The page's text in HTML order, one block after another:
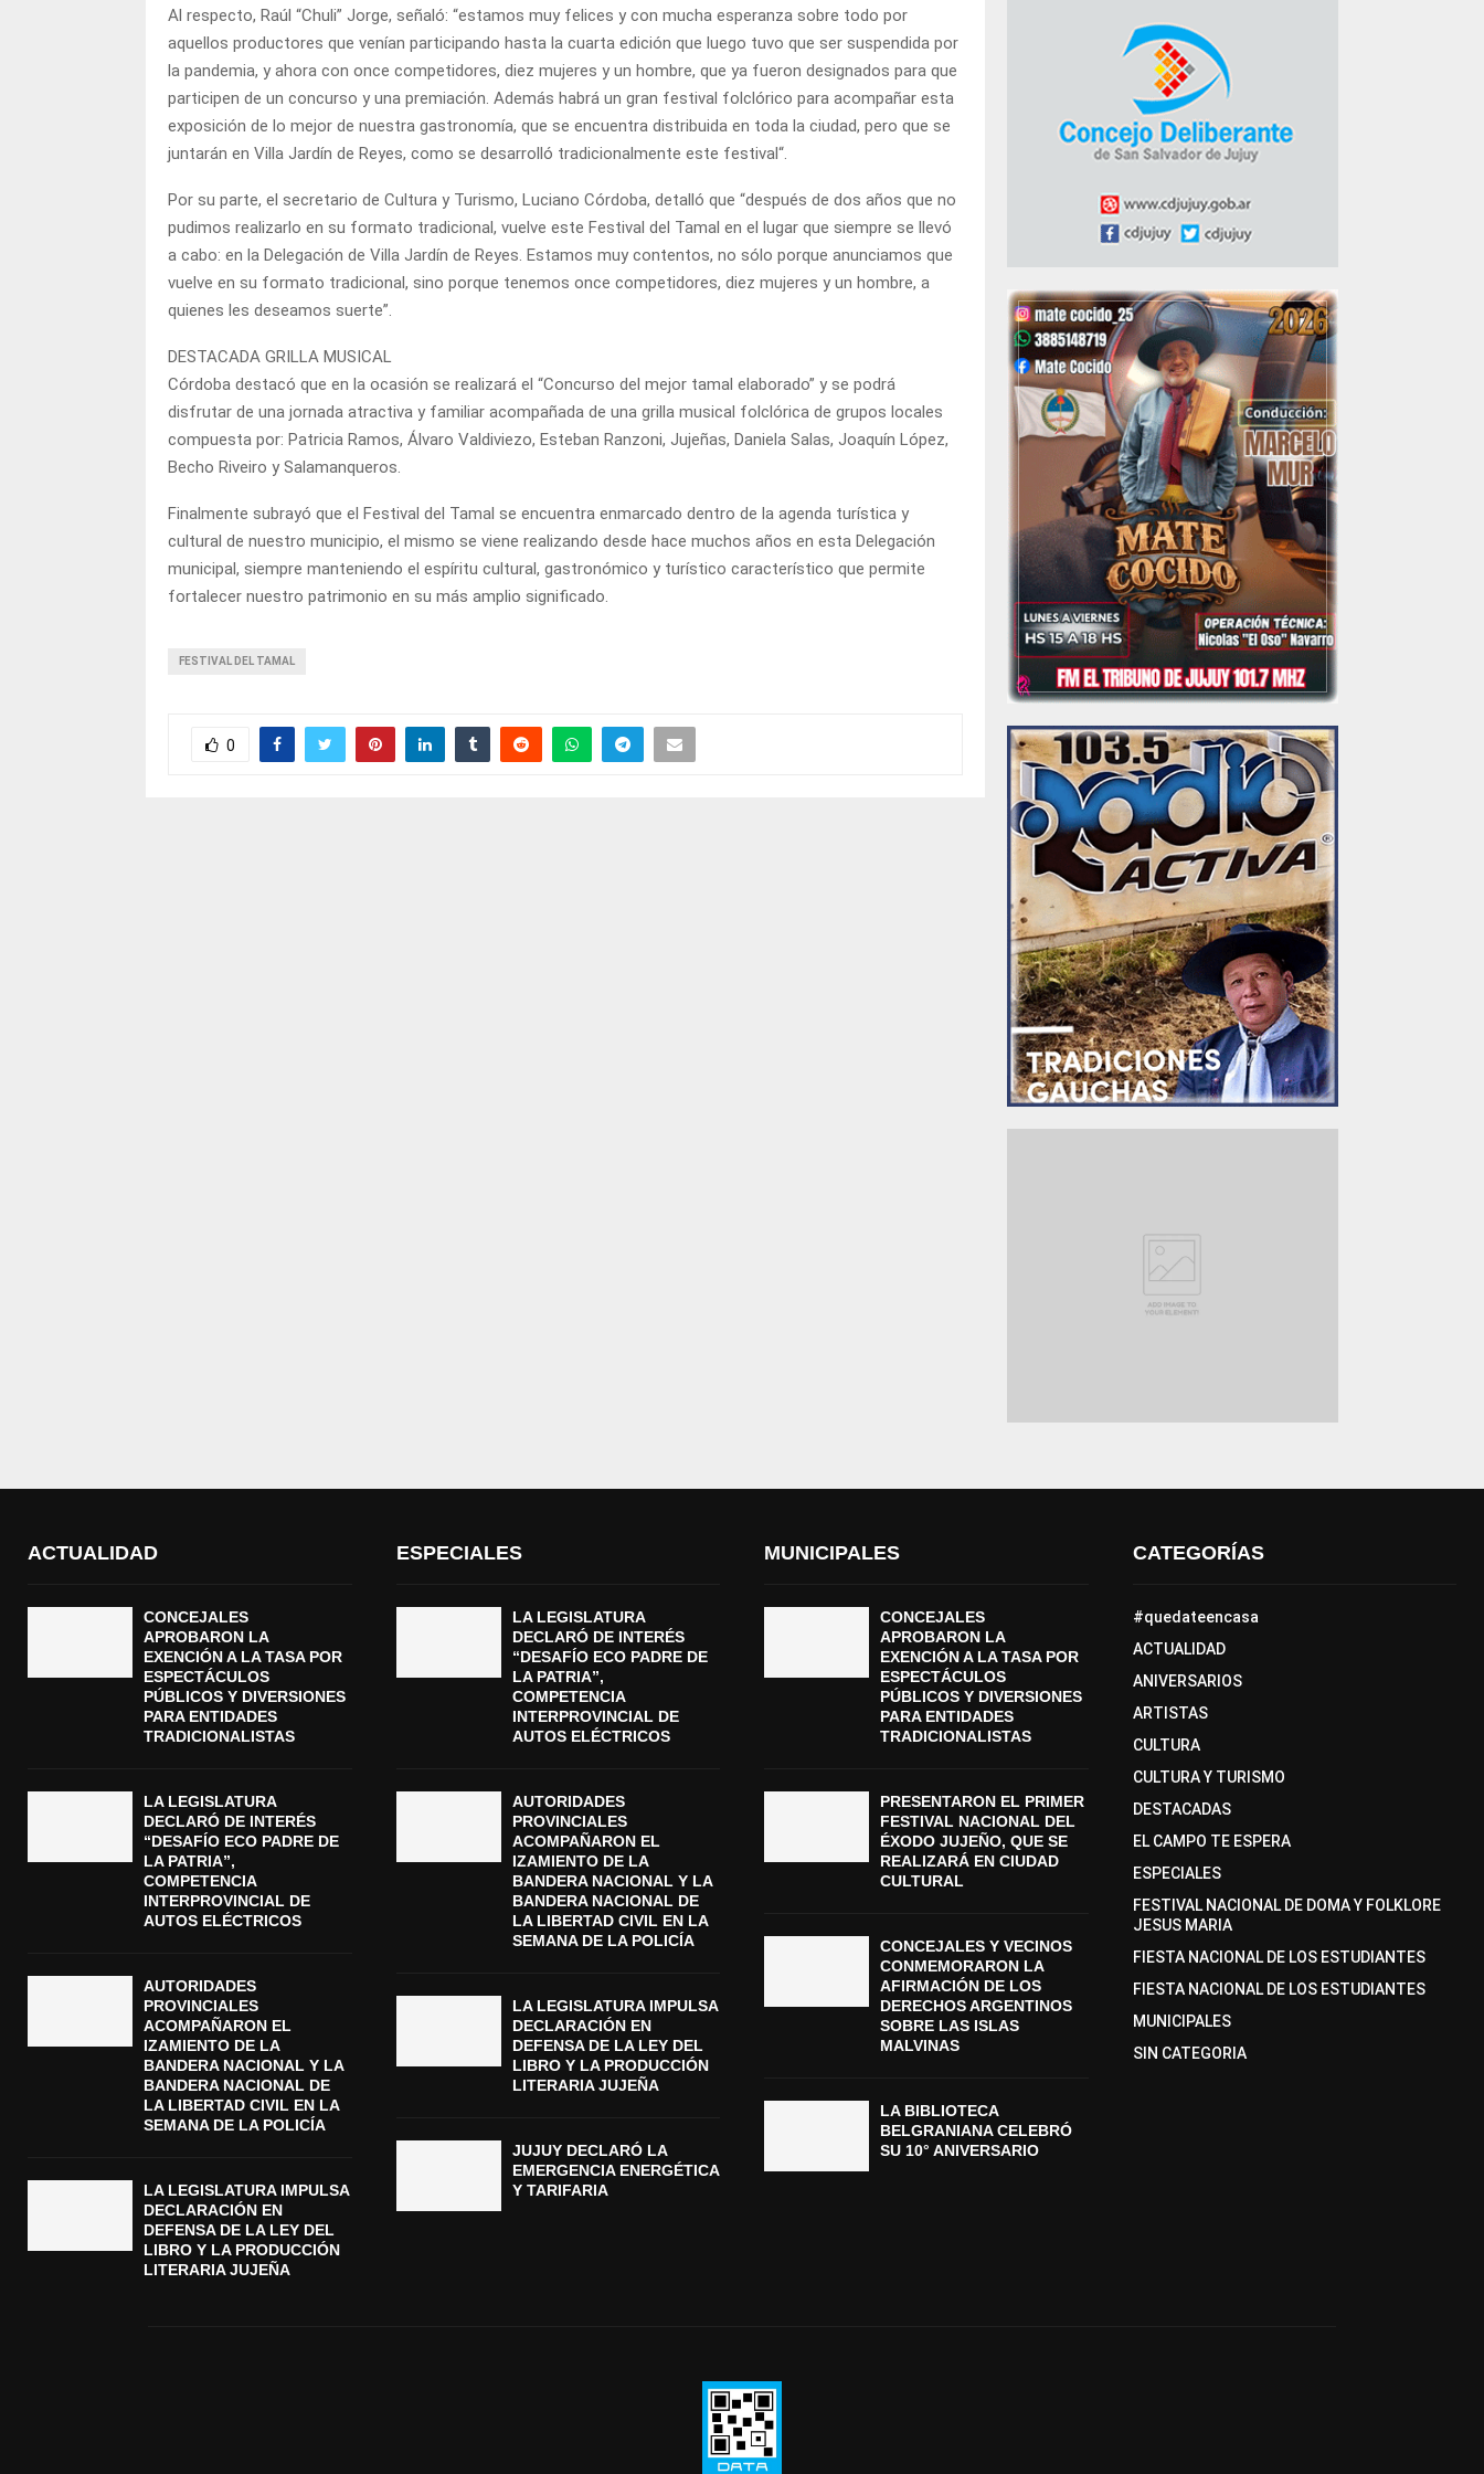
Al respecto, Raúl “Chuli” Jorge, señaló: “estamos muy felices y con mucha esperanza sobre todo por
aquellos productores que venían participando hasta la cuarta edición que luego tuvo que ser suspendida por
la pandemia, y ahora con once competidores, diez mujeres y un hombre, que ya fueron designados para que
participen de un concurso y una premiación. Además habrá un gran festival folclórico para acompañar esta
exposición de lo mejor de nuestra gastronomía, que se encuentra distribuida en toda la ciudad, pero que se
juntarán en Villa Jardín de Reyes, como se desarrolló tradicionalmente este festival“.
Por su parte, el secretario de Cultura y Turismo, Luciano Córdoba, detalló que “después de dos años que no
pudimos realizarlo en su formato tradicional, vuelve este Festival del Tamal en el lugar que siempre se llevó
a cabo: en la Delegación de Villa Jardín de Reyes. Estamos muy contentos, no sólo porque anunciamos que
vuelve en su formato tradicional, sino porque tenemos once competidores, diez mujeres y un hombre, a
quienes les deseamos suerte”.
DESTACADA GRILLA MUSICAL
Córdoba destacó que en la ocasión se realizará el “Concurso del mejor tamal elaborado” y se podrá
disfrutar de una jornada atractiva y familiar acompañada de una grilla musical folclórica de grupos locales
compuesta por: Patricia Ramos, Álvaro Valdiviezo, Esteban Ranzoni, Jujeñas, Daniela Salas, Joaquín López,
Becho Riveiro y Salamanqueros.
Finalmente subrayó que el Festival del Tamal se encuentra enmarcado dentro de la agenda turística y
cultural de nuestro municipio, el mismo se viene realizando desde hace muchos años en esta Delegación
municipal, siempre manteniendo el espíritu cultural, gastronómico y turístico característico que permite
fortalecer nuestro patrimonio en su más amplio significado.
FESTIVAL DEL TAMAL
0
ACTUALIDAD
CONCEJALES
APROBARON LA
EXENCIÓN A LA TASA POR
ESPECTÁCULOS
PÚBLICOS Y DIVERSIONES
PARA ENTIDADES
TRADICIONALISTAS
LA LEGISLATURA
DECLARÓ DE INTERÉS
“DESAFÍO ECO PADRE DE
LA PATRIA”,
COMPETENCIA
INTERPROVINCIAL DE
AUTOS ELÉCTRICOS
AUTORIDADES
PROVINCIALES
ACOMPAÑARON EL
IZAMIENTO DE LA
BANDERA NACIONAL Y LA
BANDERA NACIONAL DE
LA LIBERTAD CIVIL EN LA
SEMANA DE LA POLICÍA
LA LEGISLATURA IMPULSA
DECLARACIÓN EN
DEFENSA DE LA LEY DEL
LIBRO Y LA PRODUCCIÓN
LITERARIA JUJEÑA
ESPECIALES
LA LEGISLATURA
DECLARÓ DE INTERÉS
“DESAFÍO ECO PADRE DE
LA PATRIA”,
COMPETENCIA
INTERPROVINCIAL DE
AUTOS ELÉCTRICOS
AUTORIDADES
PROVINCIALES
ACOMPAÑARON EL
IZAMIENTO DE LA
BANDERA NACIONAL Y LA
BANDERA NACIONAL DE
LA LIBERTAD CIVIL EN LA
SEMANA DE LA POLICÍA
LA LEGISLATURA IMPULSA
DECLARACIÓN EN
DEFENSA DE LA LEY DEL
LIBRO Y LA PRODUCCIÓN
LITERARIA JUJEÑA
JUJUY DECLARÓ LA
EMERGENCIA ENERGÉTICA
Y TARIFARIA
MUNICIPALES
CONCEJALES
APROBARON LA
EXENCIÓN A LA TASA POR
ESPECTÁCULOS
PÚBLICOS Y DIVERSIONES
PARA ENTIDADES
TRADICIONALISTAS
PRESENTARON EL PRIMER
FESTIVAL NACIONAL DEL
ÉXODO JUJEÑO, QUE SE
REALIZARÁ EN CIUDAD
CULTURAL
CONCEJALES Y VECINOS
CONMEMORARON LA
AFIRMACIÓN DE LOS
DERECHOS ARGENTINOS
SOBRE LAS ISLAS
MALVINAS
LA BIBLIOTECA
BELGRANIANA CELEBRÓ
SU 10° ANIVERSARIO
CATEGORÍAS
#quedateencasa
ACTUALIDAD
ANIVERSARIOS
ARTISTAS
CULTURA
CULTURA Y TURISMO
DESTACADAS
EL CAMPO TE ESPERA
ESPECIALES
FESTIVAL NACIONAL DE DOMA Y FOLKLORE
JESUS MARIA
FIESTA NACIONAL DE LOS ESTUDIANTES
FIESTA NACIONAL DE LOS ESTUDIANTES
MUNICIPALES
SIN CATEGORIA